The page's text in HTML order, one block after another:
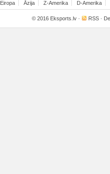
Eiropa Āzija Z-Amerika D-Amerika
© 2016 Eksports.lv · RSS ·